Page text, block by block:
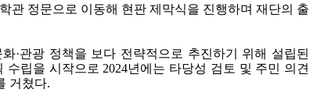
관 정문으로 이동해 현판 제막식을 진행하며 재단의 출
화·관광 정책을 보다 전략적으로 추진하기 위해 설립된
수립을 시작으로 2024년에는 타당성 검토 및 주민 의견
거쳤다.